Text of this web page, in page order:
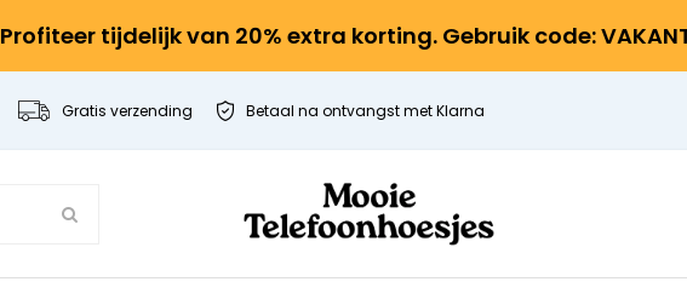
Profiteer tijdelijk van 20% extra korting. Gebruik code:
Gratis verzending Betaal na ontvangst met Klarna